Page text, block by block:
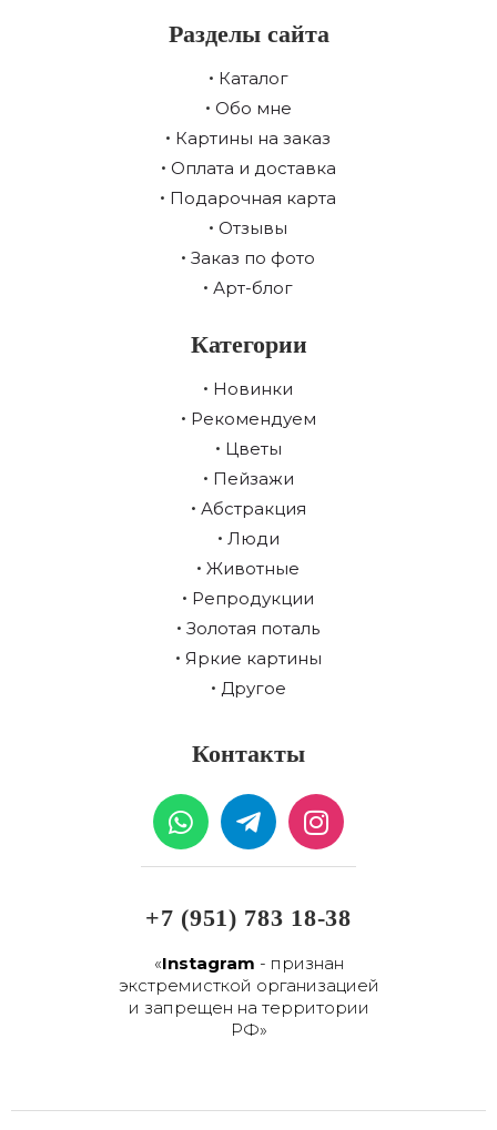
Разделы сайта
Каталог
Обо мне
Картины на заказ
Оплата и доставка
Подарочная карта
Отзывы
Заказ по фото
Арт-блог
Категории
Новинки
Рекомендуем
Цветы
Пейзажи
Абстракция
Люди
Животные
Репродукции
Золотая поталь
Яркие картины
Другое
Контакты
W
h
a
s
a
p
p
T
e
l
g
a
m
-
a
I
n
s
a
r
a
m
+7 (951) 783 18-38
«Instagram - признан
экстремисткой организацией
и запрещен на территории
РФ»